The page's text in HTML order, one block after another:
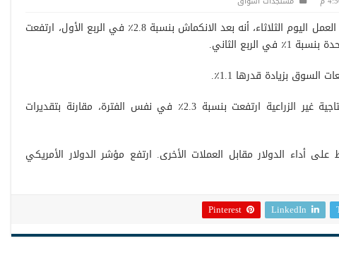
أفاد مكتب الولايات المتحدة لإحصاءات العمل اليوم الثلاثاء، أنه بعد الانكماش بنسبة 2.8٪ في الربع الأول، ارتفعت
الثاني.
بزيادة قدرها 1.1٪.
وكشفت تفاصيل أخرى للنشر أن الإنتاجية غير الزراعية ارتفعت بنسبة 2.3٪ في نفس الفترة، مقارنة بتقديرات
على أداء الدولار مقابل العملات الأخرى. ارتفع مؤشر الدولار الأمريكي
LinkedIn
Pinterest